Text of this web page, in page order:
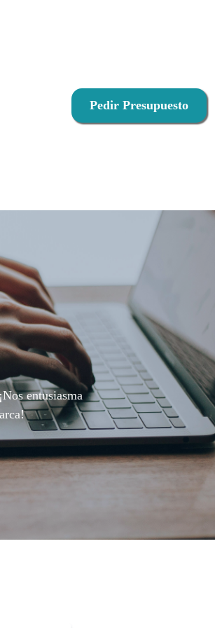
Pedir Presupuesto
entusiasma